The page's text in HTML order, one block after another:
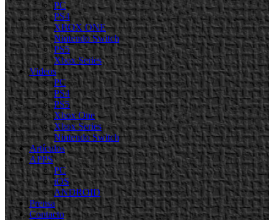
PC
PS4
XBOX ONE
Nintendo Switch
PS5
Xbox Series
Videos
PC
PS4
PS5
Xbox One
Xbox Series
Nintendo Switch
Artículos
APPS
PC
iOS
ANDROID
Prensa
Contacto